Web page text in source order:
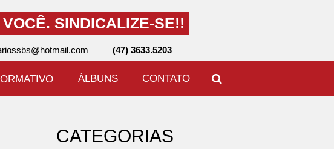
SINDICALIZE-SE!!
(47) 3633.5203
ÁLBUNS CONTATO
CATEGORIAS